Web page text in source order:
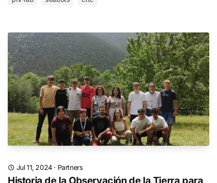
Jul 11, 2024· Partners
Historia de la Observación de la Tierra para